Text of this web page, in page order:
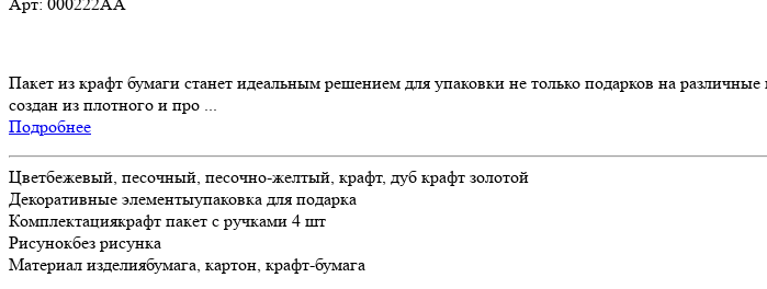
Пакет из крафт бумаги станет идеальным решением для упаковки не только подарков на
создан из плотного и про ...
Подробнее
Цветбежевый, песочный, песочно-желтый, крафт, дуб крафт золотой
Декоративные элементыупаковка для подарка
Комплектациякрафт пакет с ручками 4 шт
Рисунокбез рисунка
Материал изделиябумага, картон, крафт-бумага